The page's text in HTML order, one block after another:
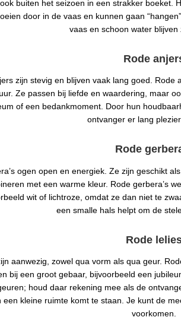
buiten het seizoen in een strakker boeket.
door in de vaas en kunnen gaan
vaas en schoon water blijven
Rode
zijn stevig en blijven vaak lang goed. Rode
Ze passen bij liefde en waardering, maar
of een bedankmoment. Door hun
ontvanger er lang
Rode
ogen open en energiek. Ze zijn geschikt
met een warme kleur. Rode gerbera’s
wit of lichtroze, omdat ze dan niet te
een smalle hals helpt om de
Rode
aanwezig, zowel qua vorm als qua geur.
bij een groot gebaar, bijvoorbeeld een
houd daar rekening mee als de
een kleine ruimte komt te staan. Je kunt de
voorkomen.